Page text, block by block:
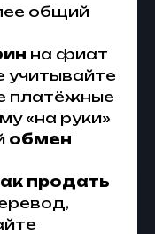
общий
на фиат
учитывайте
платёжные
«на руки»
обмен
продать